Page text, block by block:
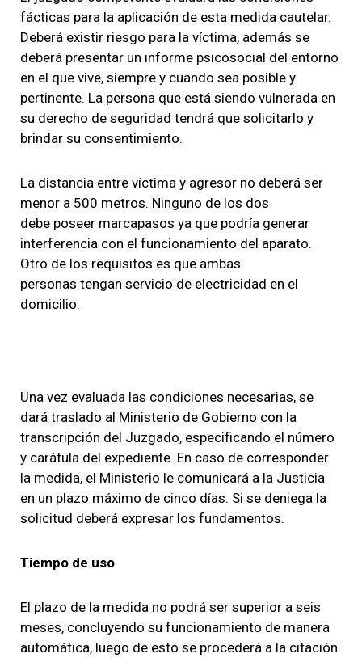
fácticas para la aplicación de esta medida cautelar.
Deberá existir riesgo para la víctima, además se
deberá presentar un informe psicosocial del entorno
en el que vive, siempre y cuando sea posible y
pertinente. La persona que está siendo vulnerada en
su derecho de seguridad tendrá que solicitarlo y
brindar su consentimiento.
La distancia entre víctima y agresor no deberá ser
menor a 500 metros. Ninguno de los dos
debe poseer marcapasos ya que podría generar
interferencia con el funcionamiento del aparato.
Otro de los requisitos es que ambas
personas tengan servicio de electricidad en el
domicilio.
Una vez evaluada las condiciones necesarias, se
dará traslado al Ministerio de Gobierno con la
transcripción del Juzgado, especificando el número
y carátula del expediente. En caso de corresponder
la medida, el Ministerio le comunicará a la Justicia
en un plazo máximo de cinco días. Si se deniega la
solicitud deberá expresar los fundamentos.
Tiempo de uso
El plazo de la medida no podrá ser superior a seis
meses, concluyendo su funcionamiento de manera
automática, luego de esto se procederá a la citación